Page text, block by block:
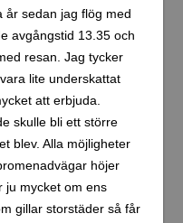
år sedan jag flög med
avgångstid 13.35 och
resan. Jag tycker
lite underskattat
att erbjuda.
skulle bli ett större
blev. Alla möjligheter
höjer
ju mycket om ens
gillar storstäder så får